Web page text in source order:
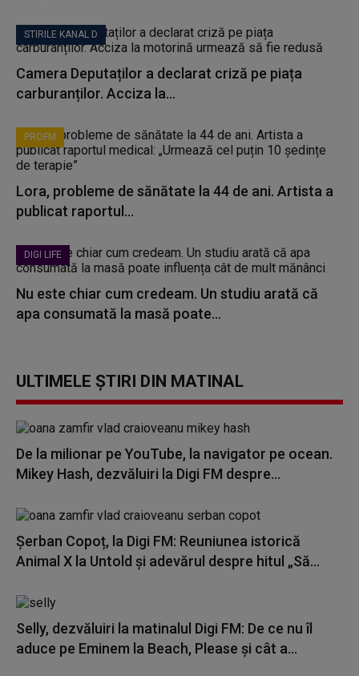
STIRILE KANAL D
Camera Deputaților a declarat criză pe piața
carburanților. Acciza la...
PROFM
Lora, probleme de sănătate la 44 de ani. Artista a
publicat raportul...
DIGI LIFE
Nu este chiar cum credeam. Un studiu arată că
apa consumată la masă poate...
ULTIMELE ȘTIRI DIN MATINAL
De la milionar pe YouTube, la navigator pe ocean.
Mikey Hash, dezvăluiri la Digi FM despre...
Șerban Copoț, la Digi FM: Reuniunea istorică
Animal X la Untold și adevărul despre hitul „Să...
Selly, dezvăluiri la matinalul Digi FM: De ce nu îl
aduce pe Eminem la Beach, Please și cât a...